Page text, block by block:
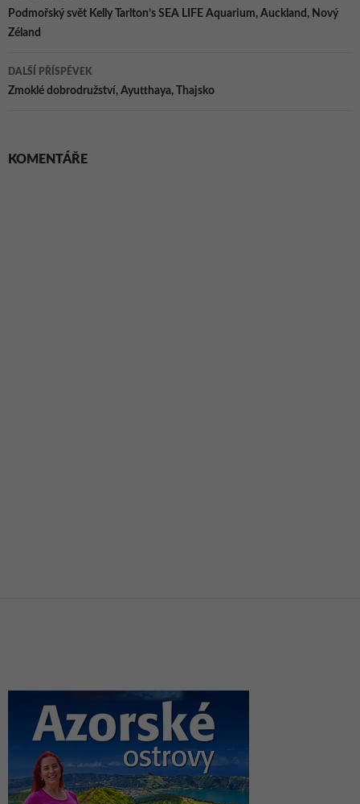
pro
Podmořský svět Kelly Tarlton’s SEA LIFE Aquarium, Auckland, Nový
Zéland
DALŠÍ PŘÍSPĚVEK
Zmoklé dobrodružství, Ayutthaya, Thajsko
KOMENTÁŘE